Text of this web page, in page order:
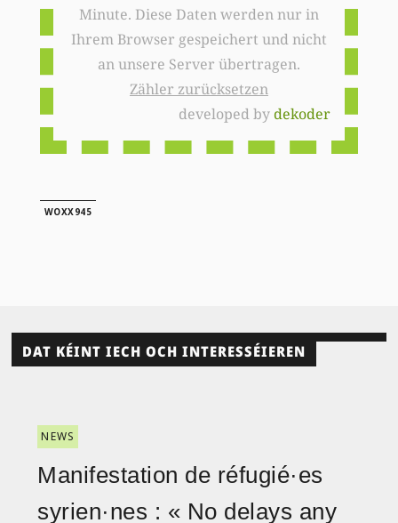
Minute. Diese Daten werden nur in
Ihrem Browser gespeichert und nicht
an unsere Server übertragen.
Zähler zurücksetzen
developed bydekoder
WOXX945
DAT KÉINT IECH OCH INTERESSÉIEREN
NEWS
Manifestation de réfugié·es
syrien·nes : « No delays any